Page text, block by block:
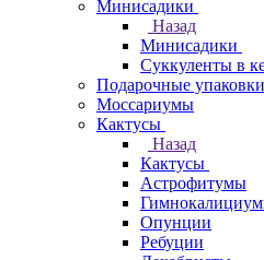
Минисадики
Назад
Минисадики
Суккуленты в
Подарочные упаковки
Моссариумы
Кактусы
Назад
Кактусы
Астрофитумы
Опунции
Ребуции